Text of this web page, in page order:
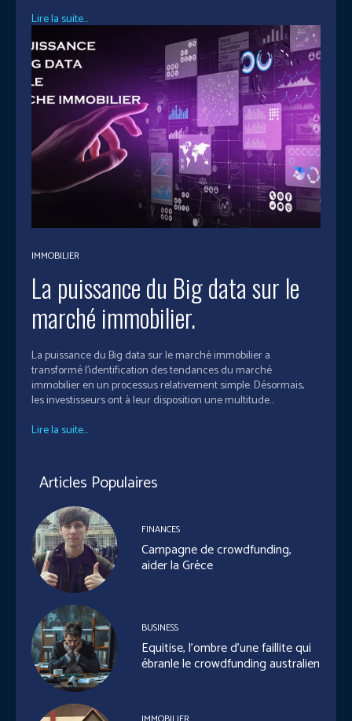
Lire la suite...
IMMOBILIER
La puissance du Big data sur le
marché immobilier.
La puissance du Big data sur le marché immobilier a
transformé l'identification des tendances du marché
immobilier en un processus relativement simple. Désormais,
les investisseurs ont à leur disposition une multitude...
Lire la suite...
Articles Populaires
FINANCES
Campagne de crowdfunding,
aider la Grèce
BUSINESS
Equitise, l’ombre d’une faillite qui
ébranle le crowdfunding australien